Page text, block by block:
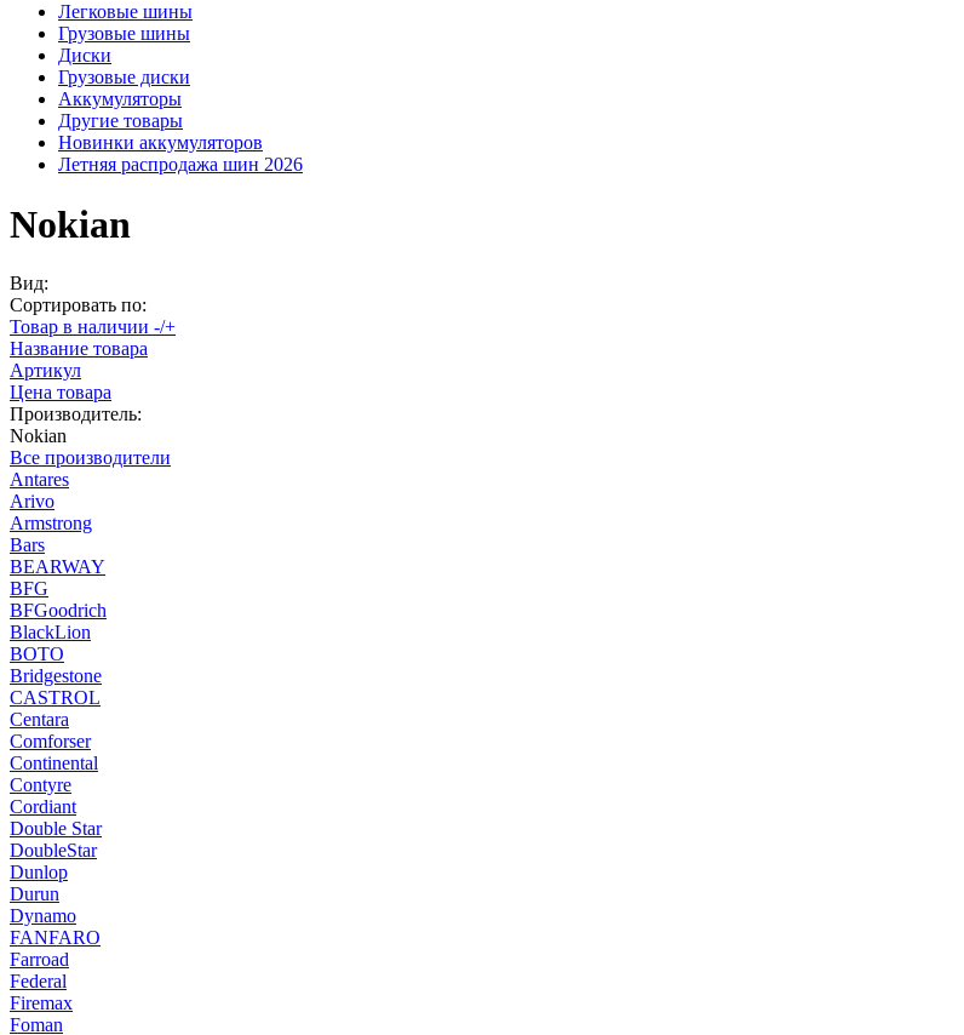
Легковые шины
Грузовые шины
Диски
Грузовые диски
Аккумуляторы
Другие товары
Новинки аккумуляторов
Летняя распродажа шин 2026
Nokian
Вид:
Сортировать по:
Товар в наличии -/+
Название товара
Артикул
Цена товара
Производитель:
Nokian
Все производители
Antares
Arivo
Armstrong
Bars
BEARWAY
BFG
BFGoodrich
BlackLion
BOTO
Bridgestone
CASTROL
Centara
Comforser
Continental
Contyre
Cordiant
Double Star
DoubleStar
Dunlop
Durun
Dynamo
FANFARO
Farroad
Federal
Firemax
Foman